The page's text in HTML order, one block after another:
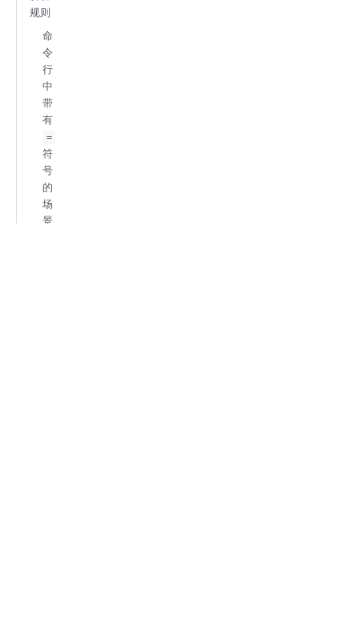
规则
命
令
行
中
带
有
=
符
号
的
场
景